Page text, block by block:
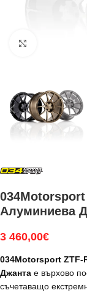
034Motorsport
Алуминиева
3 460,00€
034Motorsport ZTF-
Джанта е върхово
съчетаващо